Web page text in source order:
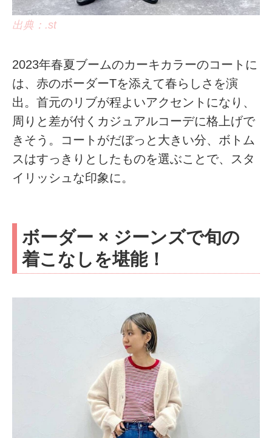
出典：.st
2023年春夏ブームのカーキカラーのコートに
は、赤のボーダーTを添えて春らしさを演
出。首元のリブが程よいアクセントになり、
周りと差が付くカジュアルコーデに格上げで
きそう。コートがだぼっと大きい分、ボトム
スはすっきりとしたものを選ぶことで、スタ
イリッシュな印象に。
ボーダー × ジーンズで旬の
着こなしを堪能！